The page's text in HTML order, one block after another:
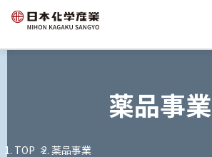
薬品事業
TOP 薬品事業